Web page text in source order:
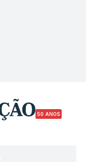
50 ANOS